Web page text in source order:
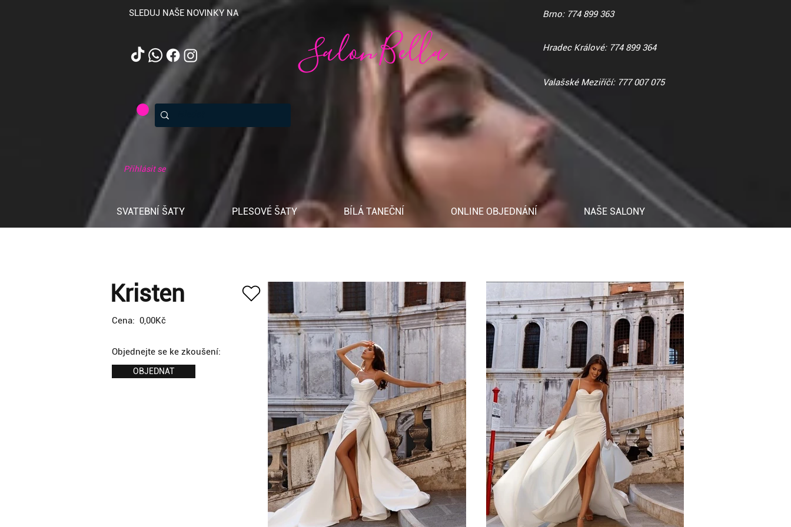
SLEDUJ NAŠE NOVINKY NA
Salon Bella
Brno: 774 899 363
Hradec Králové: 774 899 364
Valašské Meziříčí: 777 007 075
Přihlásit se
SVATEBNÍ ŠATY PLESOVÉ ŠATY BÍLÁ TANEČNÍ ONLINE OBJEDNÁNÍ NAŠE SALONY
Kristen
Cena: 0,00Kč
Objednejte se ke zkoušení:
OBJEDNAT